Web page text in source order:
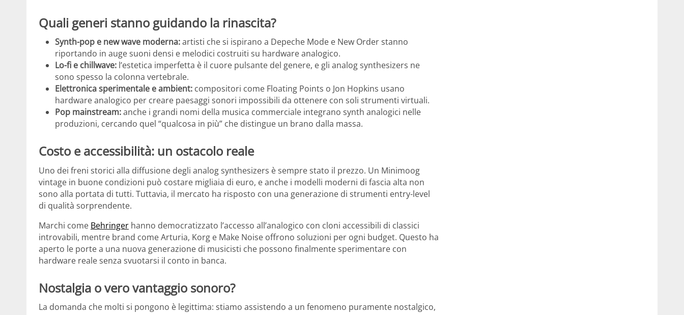
Quali generi stanno guidando la rinascita?
Synth-pop e new wave moderna:artisti che si ispirano a Depeche Mode e New Order stanno
riportando in auge suoni densi e melodici costruiti su hardware analogico.
Lo-fi e chillwave: l’estetica imperfetta è il cuore pulsante del genere, e gli analog synthesizers ne
sono spesso la colonna vertebrale.
Elettronica sperimentale e ambient: compositori come Floating Points o Jon Hopkins usano
hardware analogico per creare paesaggi sonori impossibili da ottenere con soli strumenti virtuali.
Pop mainstream:anche i grandi nomi della musica commerciale integrano synth analogici nelle
produzioni, cercando quel “qualcosa in più” che distingue un brano dalla massa.
Costo e accessibilità: un ostacolo reale
Uno dei freni storici alla diffusione degli analog synthesizers è sempre stato il prezzo. Un Minimoog
vintage in buone condizioni può costare migliaia di euro, e anche i modelli moderni di fascia alta non
sono alla portata di tutti. Tuttavia, il mercato ha risposto con una generazione di strumenti entry-level
di qualità sorprendente.
Marchi come Behringer hanno democratizzato l’accesso all’analogico con cloni accessibili di classici
introvabili, mentre brand come Arturia, Korg e Make Noise offrono soluzioni per ogni budget. Questo ha
aperto le porte a una nuova generazione di musicisti che possono finalmente sperimentare con
hardware reale senza svuotarsi il conto in banca.
Nostalgia o vero vantaggio sonoro?
La domanda che molti si pongono è legittima: stiamo assistendo a un fenomeno puramente nostalgico,